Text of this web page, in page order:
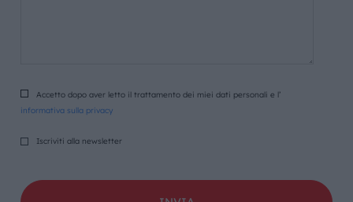
Accetto dopo aver letto il trattamento dei miei dati personali e l’
informativa sulla privacy
Iscriviti alla newsletter